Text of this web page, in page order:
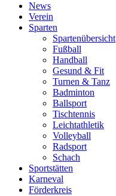
News
Verein
Sparten
Spartenübersicht
Fußball
Handball
Gesund & Fit
Turnen & Tanz
Badminton
Ballsport
Tischtennis
Leichtathletik
Volleyball
Radsport
Schach
Sportstätten
Karneval
Förderkreis